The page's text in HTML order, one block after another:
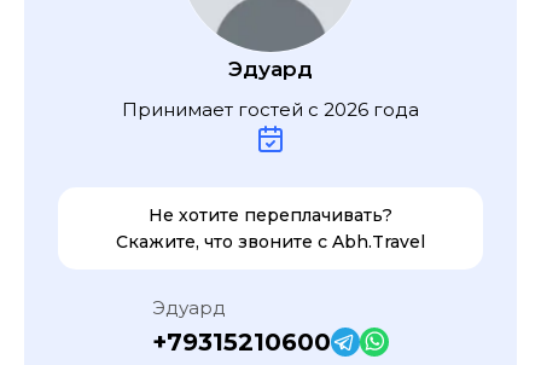
Эдуард
Принимает гостей с 2026 года
Не хотите переплачивать?
Скажите, что звоните с Abh.Travel
Эдуард
+79315210600